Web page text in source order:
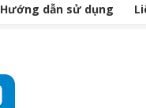
Hướng dẫn sử dụng